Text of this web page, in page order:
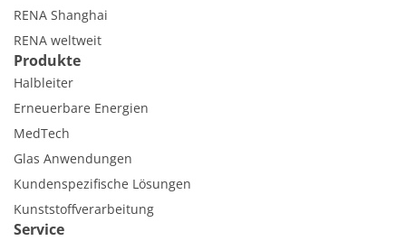
RENA Shanghai
RENA weltweit
Produkte
Halbleiter
Erneuerbare Energien
MedTech
Glas Anwendungen
Kundenspezifische Lösungen
Kunststoffverarbeitung
Service